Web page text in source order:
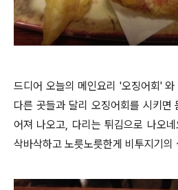
드디어 오늘의 메인요리 '오징어회'
다른 곳들과 달리 오징어회를 시키면
어져 나오고, 다리는 튀김으로 나오
삭바삭하고 노릇노릇한게 비투지기의